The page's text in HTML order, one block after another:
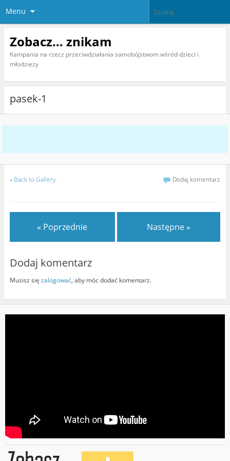
Menu
Zobacz… znikam
Kampania na rzecz przeciwdziałania samobójstwom wśród dzieci i
młodziezy
pasek-1
« Back to Gallery Dodaj komentarz
« Poprzednie Następne »
Dodaj komentarz
Musisz się zalogować, aby móc dodać komentarz.